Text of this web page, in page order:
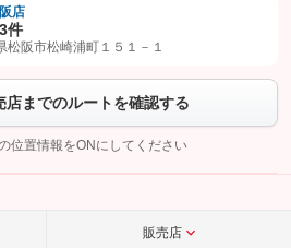
を友だち追加してから「許可する」ボタンを押
ンをタップして問い合わせを
こちら
店
件
松阪市松崎浦町１５１－１
店までのルートを確認する
位置情報をONにしてください
販売店